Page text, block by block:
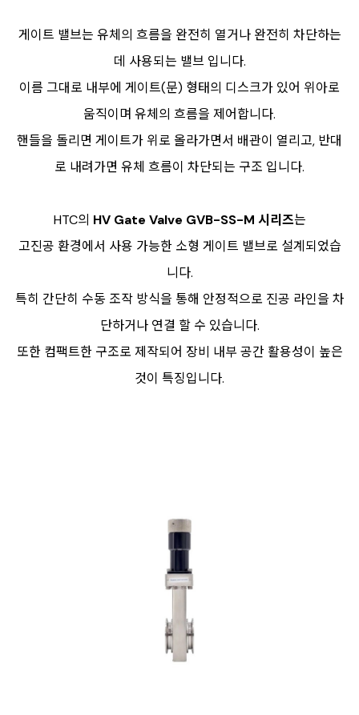
게이트 밸브는 유체의 흐름을 완전히 열거나 완전히 차단하는
데 사용되는 밸브 입니다.
이름 그대로 내부에 게이트(문) 형태의 디스크가 있어 위아로
움직이며 유체의 흐름을 제어합니다.
핸들을 돌리면 게이트가 위로 올라가면서 배관이 열리고, 반대
로 내려가면 유체 흐름이 차단되는 구조 입니다.
HTC의 HV Gate Valve GVB-SS-M 시리즈는
고진공 환경에서 사용 가능한 소형 게이트 밸브로 설계되었습
니다.
특히 간단히 수동 조작 방식을 통해 안정적으로 진공 라인을 차
단하거나 연결 할 수 있습니다.
또한 컴팩트한 구조로 제작되어 장비 내부 공간 활용성이 높은
것이 특징입니다.